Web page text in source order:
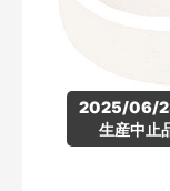
2025/06/
生産中止